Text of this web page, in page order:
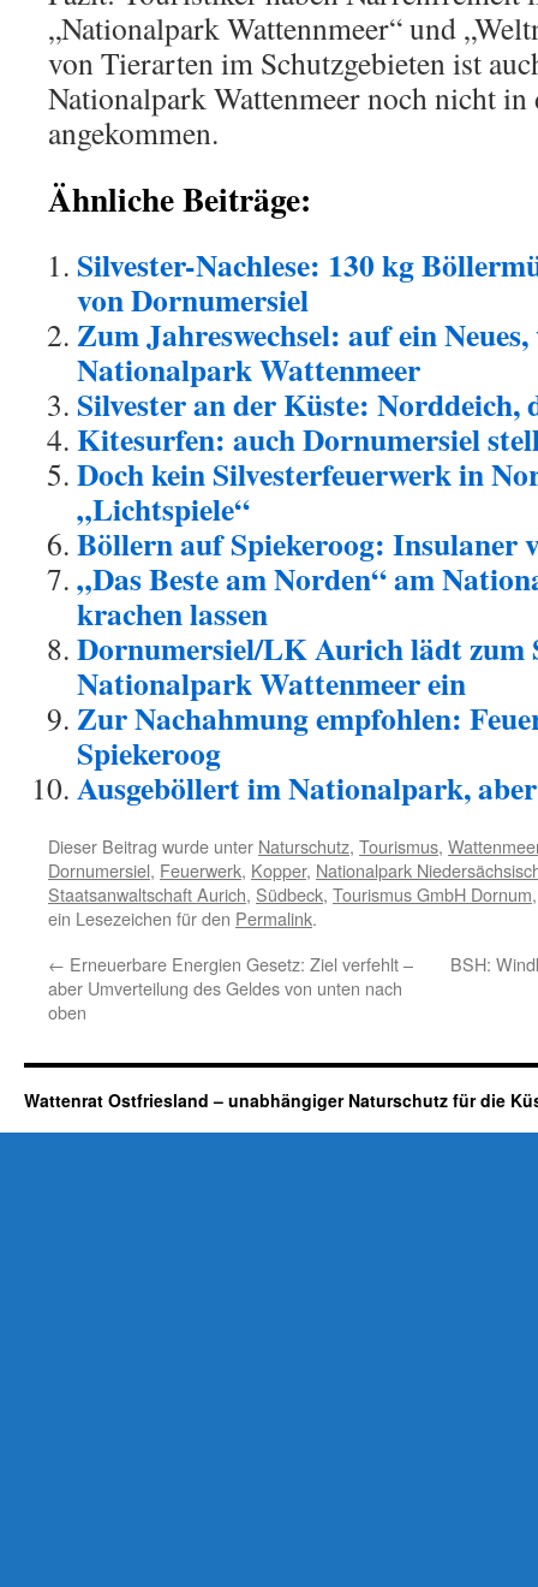
„Nationalpark Wattennmeer“ und
von Tierarten im Schutzgebieten ist
Nationalpark Wattenmeer noch nicht in
angekommen.
Ähnliche Beiträge:
Silvester-Nachlese: 130 kg
von Dornumersiel
Zum Jahreswechsel: auf ein
Nationalpark Wattenmeer
Silvester an der Küste:
Kitesurfen: auch Dornumersiel
Doch kein Silvesterfeuerwerk in
„Lichtspiele“
Böllern auf Spiekeroog: Insulaner
„Das Beste am Norden“ am
krachen lassen
Dornumersiel/LK Aurich lädt zum
Nationalpark Wattenmeer ein
Zur Nachahmung empfohlen:
Spiekeroog
Ausgeböllert im Nationalpark,
Dieser Beitrag wurde unter Naturschutz, Tourismus,
Dornumersiel, Feuerwerk, Kopper, Nationalpark
Staatsanwaltschaft Aurich, Südbeck, Tourismus GmbH Dornum
ein Lesezeichen für den Permalink.
← Erneuerbare Energien Gesetz: Ziel verfehlt –
aber Umverteilung des Geldes von unten nach
oben
BSH:
Wattenrat Ostfriesland – unabhängiger Naturschutz für die